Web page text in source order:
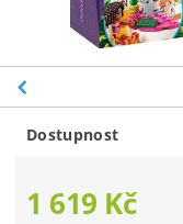
Dostupnost
1 619 Kč